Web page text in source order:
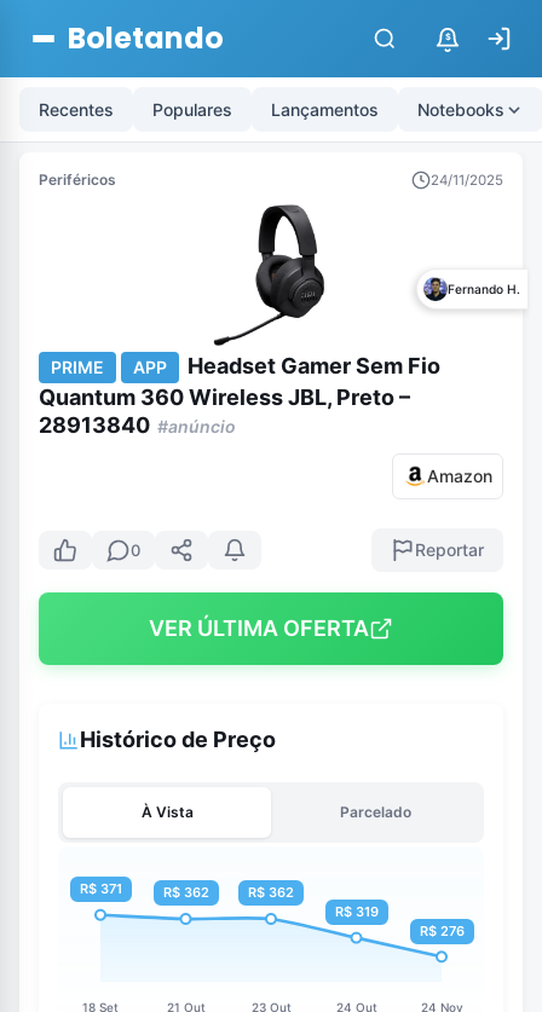
Boletando $
Recentes Populares Lançamentos Notebooks
Periféricos 24/11/2025
Fernando H.
PRIME APP
Headset Gamer Sem Fio
Quantum 360 Wireless JBL, Preto –
28913840 #anúncio
Amazon
0 Reportar
VER ÚLTIMA OFERTA
Histórico de Preço
À Vista Parcelado